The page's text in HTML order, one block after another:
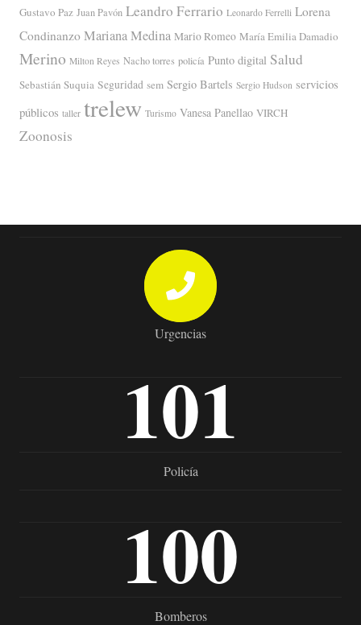
Gustavo Paz Juan Pavón Leandro Ferrario Leonardo Ferrelli Lorena
Condinanzo Mariana Medina Mario Romeo María Emilia Damadio
Merino Milton Reyes Nacho torres policía Punto digital Salud
Sebastián Suquia Seguridad sem Sergio Bartels Sergio Hudson servicios
públicos taller trelew Turismo Vanesa Panellao VIRCH
Zoonosis
Urgencias
101
Policía
100
Bomberos